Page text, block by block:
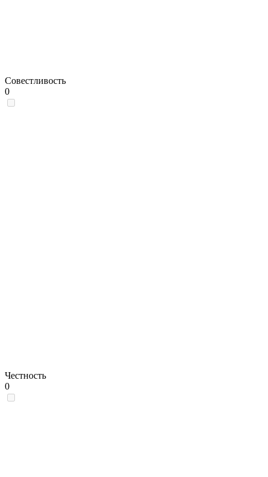
Совестливость
0
Честность
0